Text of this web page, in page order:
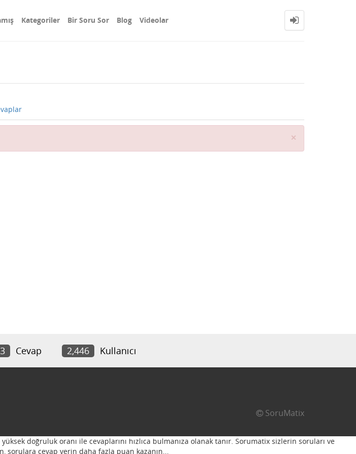
Kategoriler Bir Soru Sor Blog Videolar
×
Cevap 2,446 Kullanıcı
SoruMatix
doğruluk oranı ile cevaplarını hızlıca bulmanıza olanak tanır. Sorumatix sizlerin soruları ve
sorulara cevap verin daha fazla puan kazanın...